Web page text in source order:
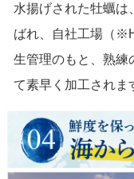
水揚げされた牡蠣は
ばれ、自社工場（
生管理のもと、熟練
て素早く加工されま